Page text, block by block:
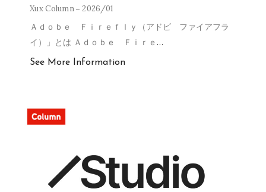
Xux Column 2026/01
Ａｄｏｂｅ Ｆｉｒｅｆｌｙ（アドビ ファイアフラ
イ）」とは Ａｄｏｂｅ Ｆｉｒｅ …
See More Information